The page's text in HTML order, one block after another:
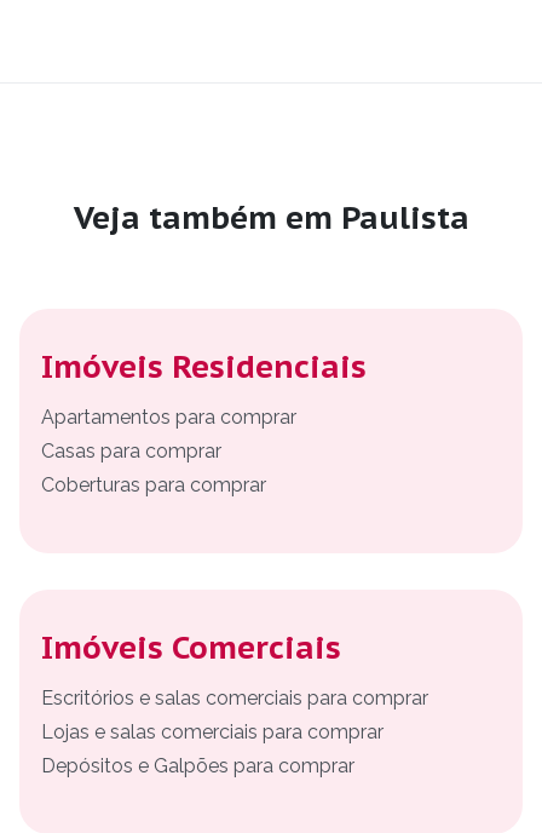
Veja também em Paulista
Imóveis Residenciais
Apartamentos para comprar
Casas para comprar
Coberturas para comprar
Imóveis Comerciais
Escritórios e salas comerciais para comprar
Lojas e salas comerciais para comprar
Depósitos e Galpões para comprar